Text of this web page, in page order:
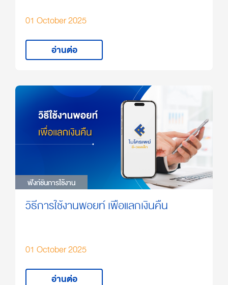
01 October 2025
อ่านต่อ
ฟังก์ชันการใช้งาน
ฟังก์ชันการใช้งาน
วิธีการใช้งานพอยท์ เพื่อแลกเงินคืน
01 October 2025
อ่านต่อ